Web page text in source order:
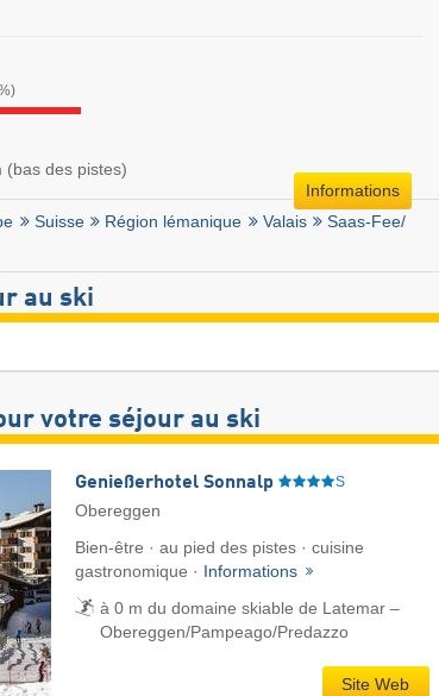
(bas des pistes)
Informations
Suisse Région lémanique Valais
Saas-Fee/​
au ski
votre séjour au ski
Genießerhotel Sonnalp S
Obereggen
Bien-être · au pied des pistes · cuisine
gastronomique · Informations
à 0 m du domaine skiable de Latemar –
Obereggen/​Pampeago/​Predazzo
Site Web